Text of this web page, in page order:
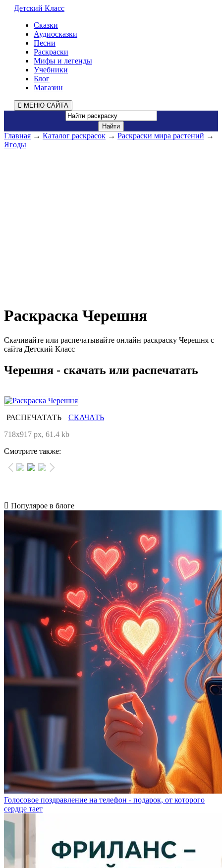
Детский Класс
Сказки
Аудиосказки
Песни
Раскраски
Мифы и легенды
Учебники
Блог
Магазин
МЕНЮ САЙТА
Главная → Каталог раскрасок → Раскраски мира растений →
Ягоды
Раскраска Черешня
Скачивайте или распечатывайте онлайн раскраску Черешня с
сайта Детский Класс
Черешня - скачать или распечатать
РАСПЕЧАТАТЬ
СКАЧАТЬ
718x917 px, 61.4 kb
Смотрите также:
Популярое в блоге
Голосовое поздравление на телефон - подарок, от которого
сердце тает